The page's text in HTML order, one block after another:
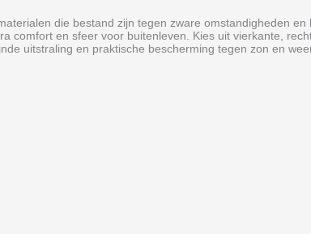
die bestand zijn tegen zware omstandigheden
comfort en sfeer voor buitenleven. Kies uit vierkante,
uitstraling en praktische bescherming tegen zon en